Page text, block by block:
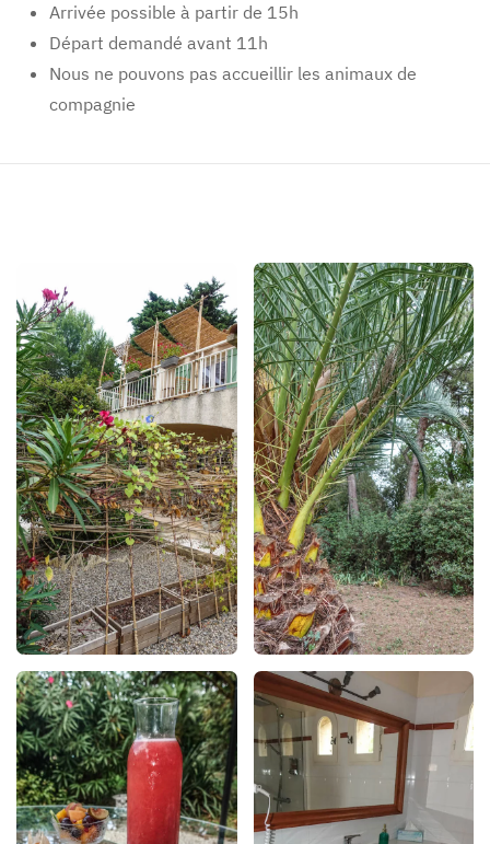
Arrivée possible à partir de 15h
Départ demandé avant 11h
Nous ne pouvons pas accueillir les animaux de
compagnie